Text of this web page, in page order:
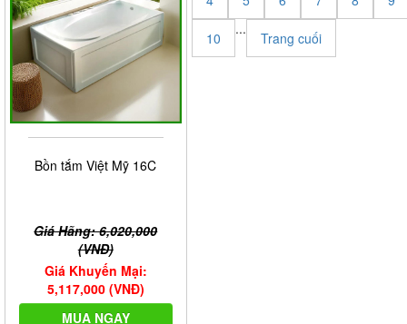
Bồn tắm Việt Mỹ 16C
Giá Hãng: 6,020,000
(VNĐ)
Giá Khuyến Mại:
5,117,000 (VNĐ)
MUA NGAY
10
...
Trang cuối